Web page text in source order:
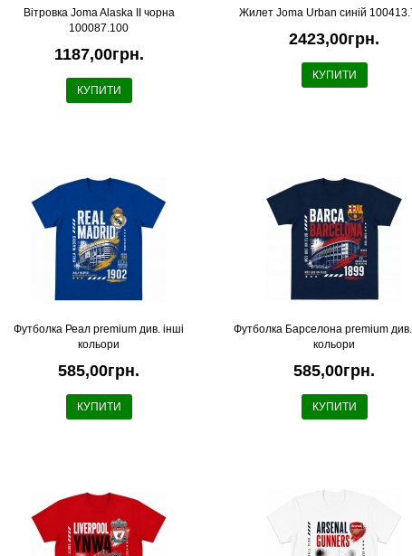
Вітровка Joma Alaska II чорна
100087.100
1187,00грн.
КУПИТИ
Жилет Joma Urban cиній
2423,00грн.
КУПИТИ
Футболка Реал premium див. інші
кольори
585,00грн.
КУПИТИ
Футболка Барселона premium див.
кольори
585,00грн.
КУПИТИ